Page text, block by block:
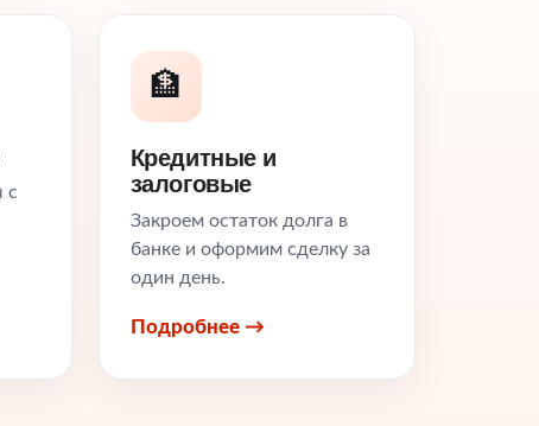
с
🏦
Кредитные и
залоговые
Закроем остаток долга в
банке и оформим сделку за
один день.
Подробнее →